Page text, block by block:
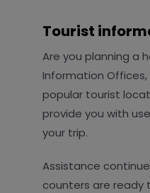
Tourist
Are you planning a
Information
popular tourist
provide you with
your trip.
Assistance
counters are ready